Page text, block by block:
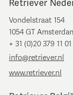
Retriever
Vondelstraat 154
1054 GT
+ 31 (0)20 379 11 01
info@retriever.nl
www.retriever.nl